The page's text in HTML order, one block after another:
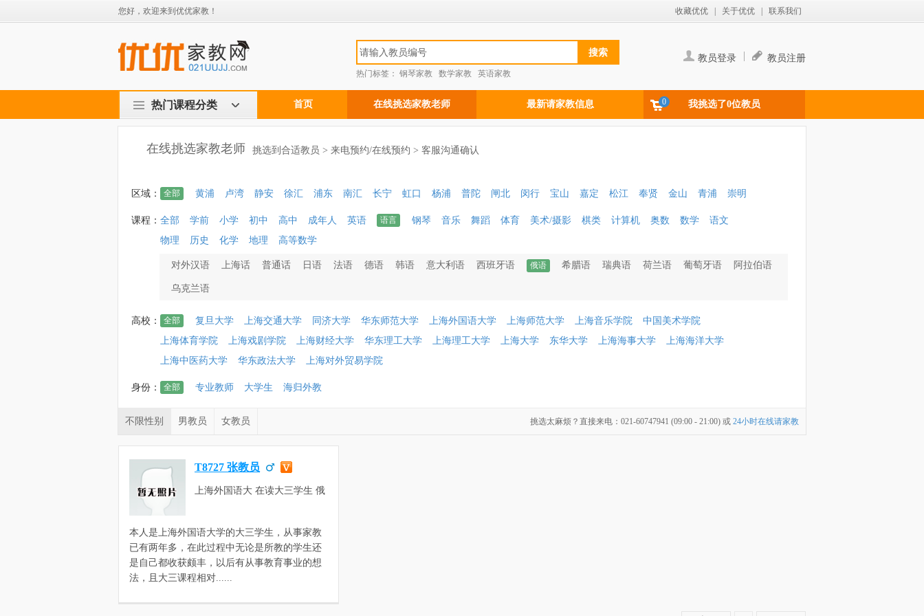
您好，欢迎来到优优家教！ 收藏优优 关于优优 联系我们
热门标签： 钢琴家教 数学家教 英语家教
教员登录 | 教员注册
热门课程分类 首页 在线挑选家教老师 最新请家教信息 0 我挑选了0位教员
在线挑选家教老师 挑选到合适教员 > 来电预约/在线预约 > 客服沟通确认
区域： 全部 黄浦 卢湾 静安 徐汇 浦东 南汇 长宁 虹口 杨浦 普陀 闸北 闵行 宝山 嘉定 松江 奉贤 金山 青浦 崇明
课程： 全部 学前 小学 初中 高中 成年人 英语 语言 钢琴 音乐 舞蹈 体育 美术/摄影 棋类 计算机 奥数 数学
语文
物理
历史 化学 地理 高等数学
对外汉语 上海话 普通话 日语 法语 德语 韩语 意大利语 西班牙语 俄语 希腊语 瑞典语 荷兰语 葡萄牙语 阿拉伯语
乌克兰语
高校： 全部 复旦大学 上海交通大学 同济大学 华东师范大学 上海外国语大学 上海师范大学 上海音乐学院
中国美术学院
上海体育学院
上海戏剧学院 上海财经大学 华东理工大学 上海理工大学 上海大学 东华大学 上海海事大学
上海海洋大学
上海中医药大学
华东政法大学 上海对外贸易学院
身份： 全部 专业教师 大学生 海归外教
不限性别 男教员 女教员 挑选太麻烦？直接来电：021-60747941 (09:00 - 21:00) 或 24小时在线请家教
T8727 张教员
上海外国语大 在读大三学生 俄
本人是上海外国语大学的大三学生，从事家教
已有两年多，在此过程中无论是所教的学生还
是自己都收获颇丰，以后有从事教育事业的想
法，且大三课程相对......